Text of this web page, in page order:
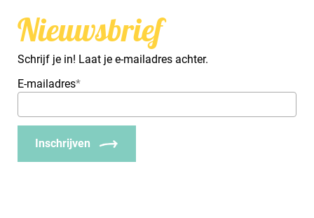
Nieuwsbrief
Schrijf je in! Laat je e-mailadres achter.
E-mailadres*
Inschrijven